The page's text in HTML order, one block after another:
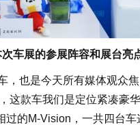
车展的参展阵容和展台亮
，也是今天所有媒体观众
这款车我们是定位紧凑豪
的M-Vision，一共四台